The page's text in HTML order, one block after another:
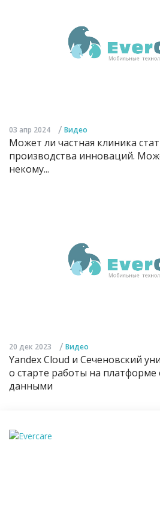
03 апр 2024 / Видео
Может ли частная клиника
производства инноваций.
некому...
20 дек 2023 / Видео
Yandex Cloud и Сеченовский
о старте работы на
данными